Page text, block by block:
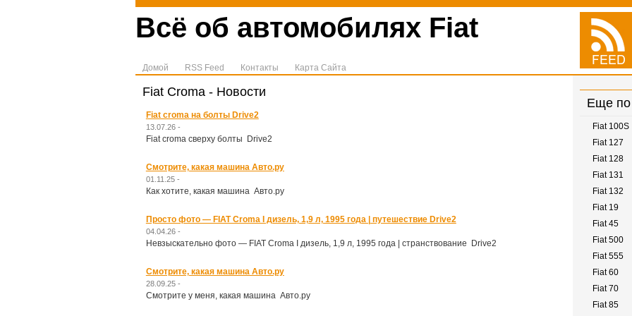
Всё об автомобилях Fiat
Домой RSS Feed Контакты Карта Сайта
Fiat Croma - Новости
Fiat croma на болты Drive2
13.07.26 -
Fiat croma сверху болты Drive2
Смотрите, какая машина Авто.ру
01.11.25 -
Как хотите, какая машина Авто.ру
Просто фото — FIAT Croma I дизель, 1,9 л, 1995 года | путешествие Drive2
04.04.26 -
Невзыскательно фото — FIAT Croma I дизель, 1,9 л, 1995 года | странствование Drive2
Смотрите, какая машина Авто.ру
28.09.25 -
Смотрите у меня, какая машина Авто.ру
Еще
Fiat 100S
Fiat 127
Fiat 128
Fiat 131
Fiat 132
Fiat 19
Fiat 45
Fiat 500
Fiat 555
Fiat 60
Fiat 70
Fiat 85